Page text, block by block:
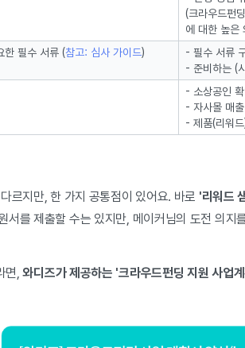
(크라우드펀
에 대한 높은
한 필수 서류 (참고: 심사 가이드)
- 필수 서류
- 준비하는 (
- 소상공인 확
- 자사몰 매
- 제품(리워
르지만, 한 가지 공통점이 있어요. 바로 '리워드
서를 제출할 수는 있지만, 메이커님의 도전 의지
면,와디즈가 제공하는 '크라우드펀딩 지원 사업